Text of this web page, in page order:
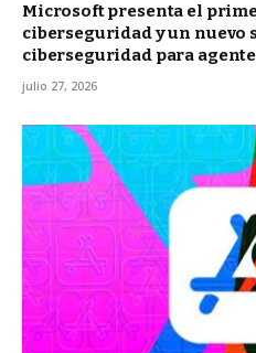
Microsoft presenta el
ciberseguridad y un nuevo
ciberseguridad para
julio 27, 2026